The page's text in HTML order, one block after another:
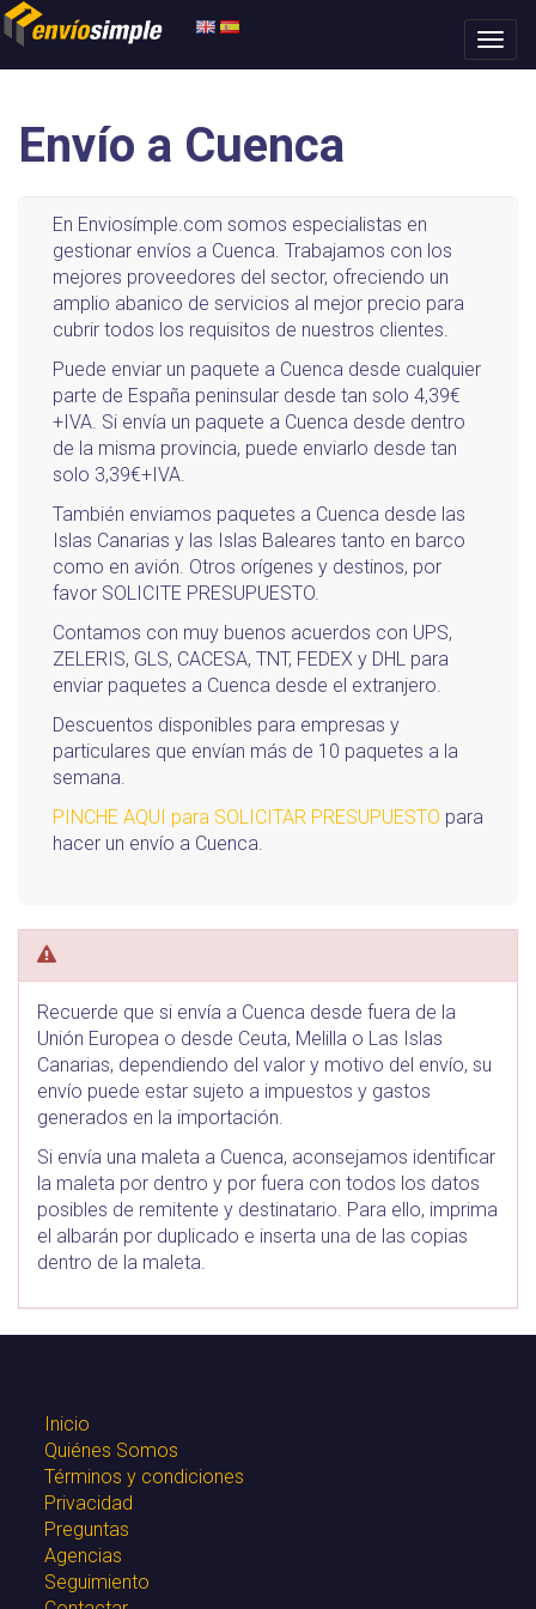
Envío a Cuenca
En Enviosímple.com somos especialistas en
gestionar envíos a Cuenca. Trabajamos con los
mejores proveedores del sector, ofreciendo un
amplio abanico de servicios al mejor precio para
cubrir todos los requisitos de nuestros clientes.
Puede enviar un paquete a Cuenca desde cualquier
parte de España peninsular desde tan solo 4,39€
+IVA. Si envía un paquete a Cuenca desde dentro
de la misma provincia, puede enviarlo desde tan
solo 3,39€+IVA.
También enviamos paquetes a Cuenca desde las
Islas Canarias y las Islas Baleares tanto en barco
como en avión. Otros orígenes y destinos, por
favor SOLICITE PRESUPUESTO.
Contamos con muy buenos acuerdos con UPS,
ZELERIS, GLS, CACESA, TNT, FEDEX y DHL para
enviar paquetes a Cuenca desde el extranjero.
Descuentos disponibles para empresas y
particulares que envían más de 10 paquetes a la
semana.
PINCHE AQUI para SOLICITAR PRESUPUESTO para
hacer un envío a Cuenca.
Recuerde que si envía a Cuenca desde fuera de la
Unión Europea o desde Ceuta, Melilla o Las Islas
Canarias, dependiendo del valor y motivo del envío, su
envío puede estar sujeto a impuestos y gastos
generados en la importación.
Si envía una maleta a Cuenca, aconsejamos identificar
la maleta por dentro y por fuera con todos los datos
posibles de remitente y destinatario. Para ello, imprima
el albarán por duplicado e inserta una de las copias
dentro de la maleta.
Inicio
Quiénes Somos
Términos y condiciones
Privacidad
Preguntas
Agencias
Seguimiento